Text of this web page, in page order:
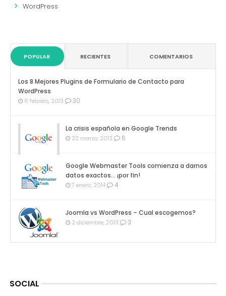
WordPress
POPULAR RECIENTES COMENTARIOS
Los 8 Mejores Plugins de Formulario de Contacto para
WordPress
6 febrero, 2013 30
La crisis española en Google Trends
22 marzo, 2013 6
Google Webmaster Tools comienza a darnos
datos exactos… ¡por fin!
7 enero, 2014 4
Joomla vs WordPress – Cual escogemos?
2 diciembre, 2013 3
SOCIAL